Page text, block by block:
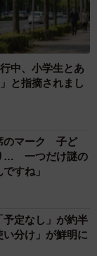
持ち上がってい
は思案中との
袖のワンセッ
れでやらざる
しれません
迷惑をかける
ません」
中、小学生とあ
と指摘されまし
のマーク 子ど
… 一つだけ謎の
すね」
予定なし」が約半
分け」が鮮明に